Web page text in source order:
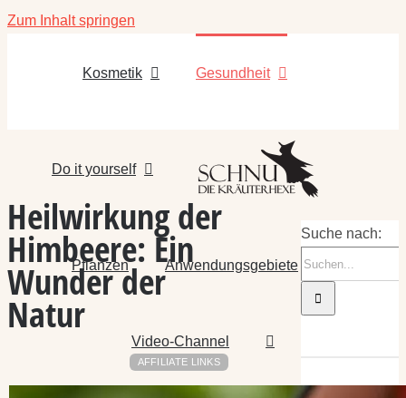
Zum Inhalt springen
Kosmetik Gesundheit
Do it yourself
Pflanzen Anwendungsgebiete
Video-Channel
Heilwirkung der
Himbeere: Ein
Wunder der
Natur
AFFILIATE LINKS
Suche nach: